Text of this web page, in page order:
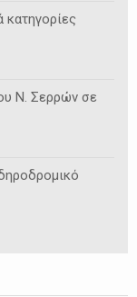
κατηγορίες
Ν. Σερρών σε